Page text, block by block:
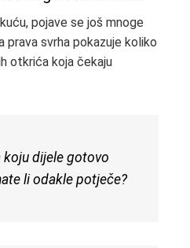
pojave se još mnoge
prava svrha pokazuje koliko
otkrića koja čekaju
koju dijele gotovo
li odakle potječe?